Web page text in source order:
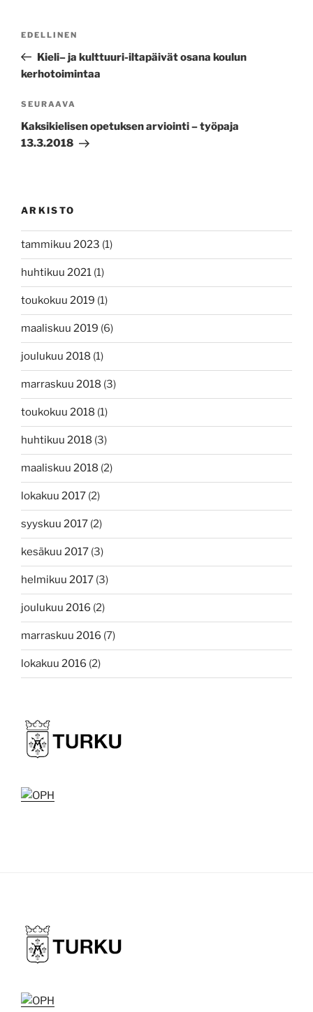
Edellinen
artikkeli
EDELLINEN
Kieli– ja kulttuuri-iltapäivät osana koulun
kerhotoimintaa
Seuraava
artikkeli
SEURAAVA
Kaksikielisen opetuksen arviointi – työpaja
13.3.2018
ARKISTO
tammikuu 2023 (1)
huhtikuu 2021 (1)
toukokuu 2019 (1)
maaliskuu 2019 (6)
joulukuu 2018 (1)
marraskuu 2018 (3)
toukokuu 2018 (1)
huhtikuu 2018 (3)
maaliskuu 2018 (2)
lokakuu 2017 (2)
syyskuu 2017 (2)
kesäkuu 2017 (3)
helmikuu 2017 (3)
joulukuu 2016 (2)
marraskuu 2016 (7)
lokakuu 2016 (2)